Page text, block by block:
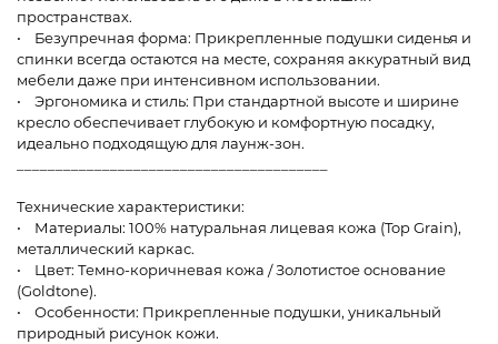
пространствах.
• Безупречная форма: Прикрепленные подушки сиденья и
спинки всегда остаются на месте, сохраняя аккуратный вид
мебели даже при интенсивном использовании.
• Эргономика и стиль: При стандартной высоте и ширине
кресло обеспечивает глубокую и комфортную посадку,
идеально подходящую для лаунж-зон.
Технические характеристики:
• Материалы: 100% натуральная лицевая кожа (Top Grain),
металлический каркас.
• Цвет: Темно-коричневая кожа / Золотистое основание
(Goldtone).
• Особенности: Прикрепленные подушки, уникальный
природный рисунок кожи.